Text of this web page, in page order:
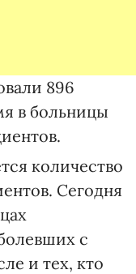
896
в больницы
количество
Сегодня
с
и тех, кто